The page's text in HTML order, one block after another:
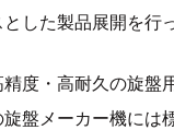
した製品展開を行
度・高耐久の旋盤
盤メーカー機には